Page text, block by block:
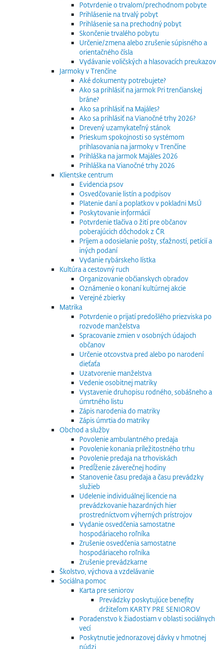
Potvrdenie o trvalom/prechodnom pobyte
Prihlásenie na trvalý pobyt
Prihlásenie sa na prechodný pobyt
Skončenie trvalého pobytu
Určenie/zmena alebo zrušenie súpisného a
orientačného čísla
Vydávanie voličských a hlasovacích preukazov
Jarmoky v Trenčíne
Aké dokumenty potrebujete?
Ako sa prihlásiť na jarmok Pri trenčianskej
bráne?
Ako sa prihlásiť na Majáles?
Ako sa prihlásiť na Vianočné trhy 2026?
Drevený uzamykateľný stánok
Prieskum spokojnosti so systémom
prihlasovania na jarmoky v Trenčíne
Prihláška na jarmok Majáles 2026
Prihláška na Vianočné trhy 2026
Klientske centrum
Evidencia psov
Osvedčovanie listín a podpisov
Platenie daní a poplatkov v pokladni MsÚ
Poskytovanie informácií
Potvrdenie tlačiva o žití pre občanov
poberajúcich dôchodok z ČR
Príjem a odosielanie pošty, sťažností, petícií a
iných podaní
Vydanie rybárskeho lístka
Kultúra a cestovný ruch
Organizovanie občianskych obradov
Oznámenie o konaní kultúrnej akcie
Verejné zbierky
Matrika
Potvrdenie o prijatí predošlého priezviska po
rozvode manželstva
Spracovanie zmien v osobných údajoch
občanov
Určenie otcovstva pred alebo po narodení
dieťaťa
Uzatvorenie manželstva
Vedenie osobitnej matriky
Vystavenie druhopisu rodného, sobášneho a
úmrtného listu
Zápis narodenia do matriky
Zápis úmrtia do matriky
Obchod a služby
Povolenie ambulantného predaja
Povolenie konania príležitostného trhu
Povolenie predaja na trhoviskách
Predĺženie záverečnej hodiny
Stanovenie času predaja a času prevádzky
služieb
Udelenie individuálnej licencie na
prevádzkovanie hazardných hier
prostredníctvom výherných prístrojov
Vydanie osvedčenia samostatne
hospodáriaceho roľníka
Zrušenie osvedčenia samostatne
hospodáriaceho roľníka
Zrušenie prevádzkarne
Školstvo, výchova a vzdelávanie
Sociálna pomoc
Karta pre seniorov
Prevádzky poskytujúce benefity
držiteľom KARTY PRE SENIOROV
Poradenstvo k žiadostiam v oblasti sociálnych
vecí
Poskytnutie jednorazovej dávky v hmotnej
núdzi